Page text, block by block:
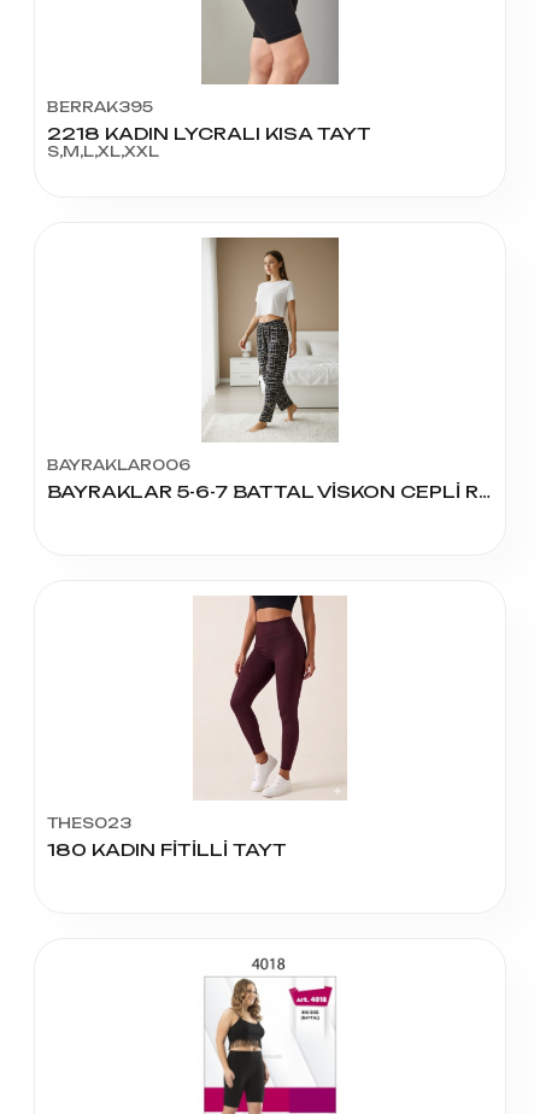
BERRAK395
2218 KADIN LYCRALI KISA TAYT
S,M,L,XL,XXL
BAYRAKLAR006
BAYRAKLAR 5-6-7 BATTAL VİSKON CEPLİ RONJON PANTOLON
THES023
180 KADIN FİTİLLİ TAYT